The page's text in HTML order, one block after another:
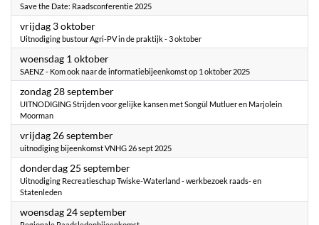
Save the Date: Raadsconferentie 2025
vrijdag 3 oktober2025
Uitnodiging bustour Agri-PV in de praktijk - 3 oktober
woensdag 1 oktober2025
SAENZ - Kom ook naar de informatiebijeenkomst op 1 oktober 2025
zondag 28 september2025
UITNODIGING Strijden voor gelijke kansen met Songül Mutluer en Marjolein
Moorman
vrijdag 26 september2025
uitnodiging bijeenkomst VNHG 26 sept 2025
donderdag 25 september2025
Uitnodiging Recreatieschap Twiske-Waterland - werkbezoek raads- en
Statenleden
woensdag 24 september2025